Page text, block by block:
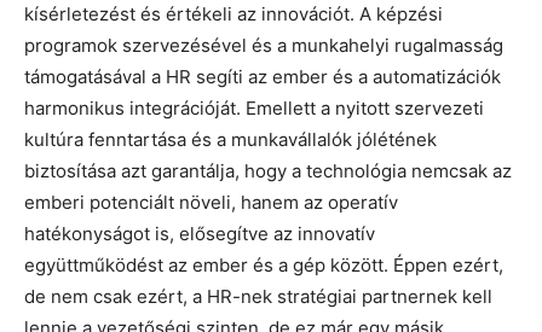
kísérletezést és értékeli az innovációt. A képzési
programok szervezésével és a munkahelyi rugalmasság
támogatásával a HR segíti az ember és a automatizációk
harmonikus integrációját. Emellett a nyitott szervezeti
kultúra fenntartása és a munkavállalók jólétének
biztosítása azt garantálja, hogy a technológia nemcsak az
emberi potenciált növeli, hanem az operatív
hatékonyságot is, elősegítve az innovatív
együttműködést az ember és a gép között. Éppen ezért,
de nem csak ezért, a HR-nek stratégiai partnernek kell
lennie a vezetőségi szinten, de ez már egy másik